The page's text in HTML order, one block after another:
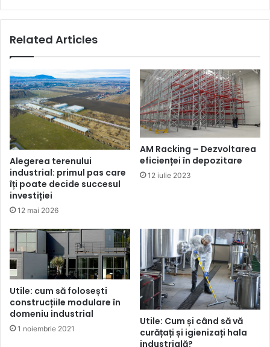
Related Articles
Alegerea terenului
industrial: primul pas care
îți poate decide succesul
investiției
12 mai 2026
AM Racking – Dezvoltarea
eficienței în depozitare
12 iulie 2023
Utile: cum să folosești
construcțiile modulare în
domeniu industrial
1 noiembrie 2021
Utile: Cum și când să vă
curățați și igienizați hala
industrială?